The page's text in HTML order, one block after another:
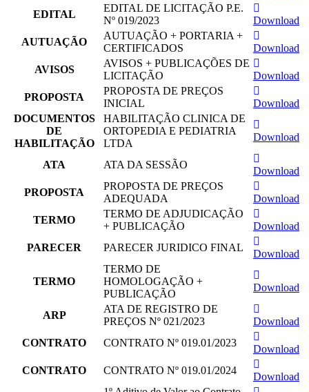
EDITAL
EDITAL DE LICITAÇÃO P.E.
Nº 019/2023
Download
AUTUAÇÃO
AUTUAÇÃO + PORTARIA +
CERTIFICADOS
Download
AVISOS
AVISOS + PUBLICAÇÕES DE
LICITAÇÃO
Download
PROPOSTA
PROPOSTA DE PREÇOS
INICIAL
Download
DOCUMENTOS
DE
HABILITAÇÃO
HABILITAÇÃO CLINICA DE
ORTOPEDIA E PEDIATRIA
LTDA
Download
ATA ATA DA SESSÃO
Download
PROPOSTA
PROPOSTA DE PREÇOS
ADEQUADA
Download
TERMO
TERMO DE ADJUDICAÇÃO
+ PUBLICAÇÃO
Download
PARECER
PARECER JURIDICO FINAL
Download
TERMO
TERMO DE
HOMOLOGAÇÃO +
PUBLICAÇÃO
Download
ARP
ATA DE REGISTRO DE
PREÇOS Nº 021/2023
Download
CONTRATO
CONTRATO Nº 019.01/2023
Download
CONTRATO
CONTRATO Nº 019.01/2024
Download